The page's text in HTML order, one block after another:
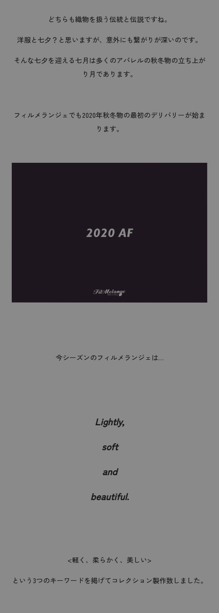
どちらも織物を扱う伝統と伝説ですね。
洋服と七夕？と思いますが、意外にも繋がりが深いのです。
そんな七夕を迎える七月は多くのアパレルの秋冬物の立ち上が
り月であります。
フィルメランジェでも2020年秋冬物の最初のデリバリーが始ま
ります。
今シーズンのフィルメランジェは…
Lightly,
soft
and
beautiful.
<軽く、柔らかく、美しい>
という3つのキーワードを掲げてコレクション製作致しました。